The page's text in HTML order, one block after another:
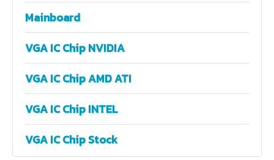
Mainboard
VGA IC Chip NVIDIA
VGA IC Chip AMD ATI
VGA IC Chip INTEL
VGA IC Chip Stock